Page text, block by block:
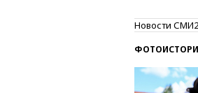
Новости СМИ2